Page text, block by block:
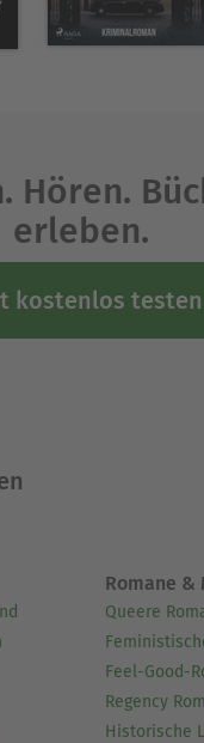
Hören.
erleben.
kostenlos testen
Romane &
Queere
Feel-Good-
Regency
Historische